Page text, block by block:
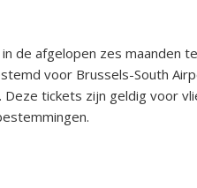
de afgelopen zes maanden
voor Brussels-South
tickets zijn geldig voor